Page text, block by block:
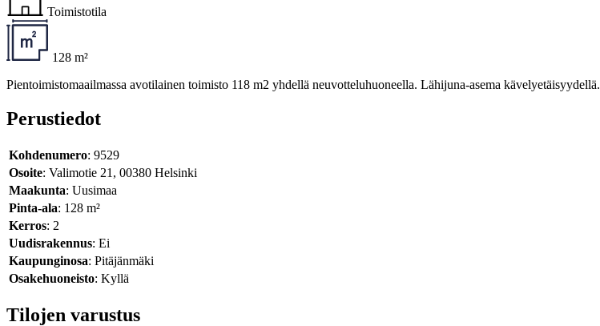
Toimistotila
128 m²
Pientoimistomaailmassa avotilainen toimisto 118 m2 yhdellä neuvotteluhuoneella. Lähijuna-asema kävelyetäisyydellä.
Perustiedot
Kohdenumero: 9529
Osoite: Valimotie 21, 00380 Helsinki
Maakunta: Uusimaa
Pinta-ala: 128 m²
Kerros: 2
Uudisrakennus: Ei
Kaupunginosa: Pitäjänmäki
Osakehuoneisto: Kyllä
Tilojen varustus